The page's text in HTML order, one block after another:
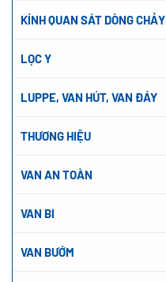
KÍNH QUAN SÁT DÒNG CHẢY
LỌC Y
LUPPE, VAN HÚT, VAN ĐÁY
THƯƠNG HIỆU
VAN AN TOÀN
VAN BI
VAN BƯỚM